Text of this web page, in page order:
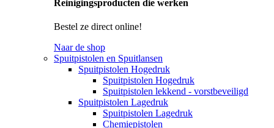
Reinigingsproducten die werken
Bestel ze direct online!
Naar de shop
Spuitpistolen en Spuitlansen
Spuitpistolen Hogedruk
Spuitpistolen Hogedruk
Spuitpistolen lekkend - vorstbeveiligd
Spuitpistolen Lagedruk
Spuitpistolen Lagedruk
Chemiepistolen